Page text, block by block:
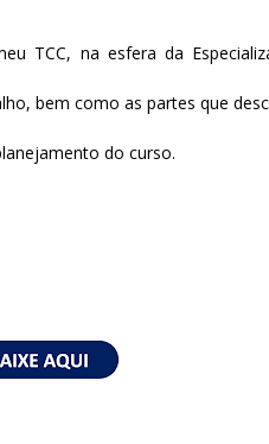
TCC, na esfera da
bem como as partes que
do curso.